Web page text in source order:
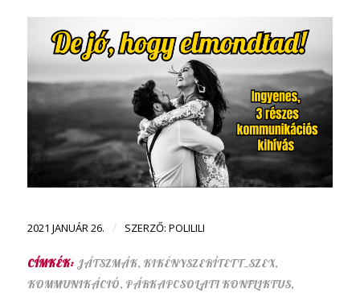
2021 JANUÁR 26. / SZERZŐ: POLILILI
CÍMKÉK: JÁTSZMÁK, KIKÉNYSZERÍTETT_SZEX,
KOMMUNIKÁCIÓ, PÁRKAPCSOLATI KONFLIKTUS,